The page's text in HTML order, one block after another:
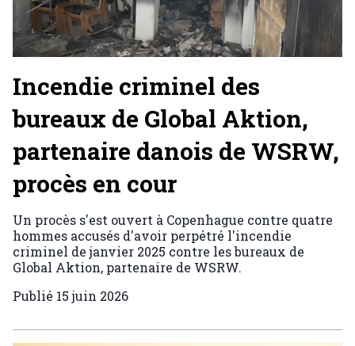
Incendie criminel des
bureaux de Global Aktion,
partenaire danois de WSRW,
procès en cour
Un procès s'est ouvert à Copenhague contre quatre
hommes accusés d'avoir perpétré l'incendie
criminel de janvier 2025 contre les bureaux de
Global Aktion, partenaire de WSRW.
Publié 15 juin 2026